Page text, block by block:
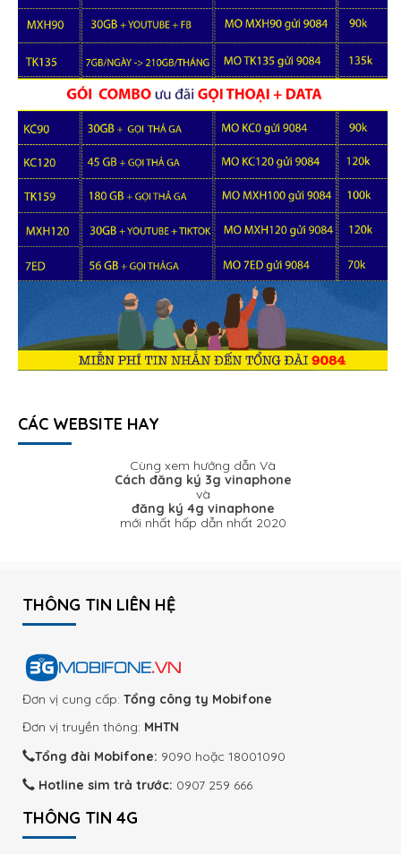
CÁC WEBSITE HAY
Cùng xem hướng dẫn Và
Cách đăng ký 3g vinaphone
và
đăng ký 4g vinaphone
mới nhất hấp dẫn nhất 2020
THÔNG TIN LIÊN HỆ
Đơn vị cung cấp: Tổng công ty Mobifone
Đơn vị truyền thông: MHTN
Tổng đài Mobifone: 9090 hoặc 18001090
Hotline sim trả trước: 0907 259 666
THÔNG TIN 4G